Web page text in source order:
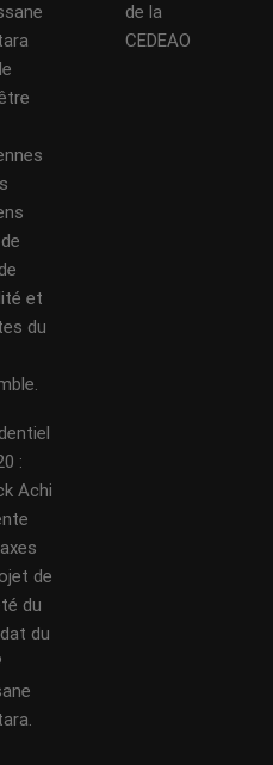
et
du
:
Achi
de
du
du
de la
CEDEAO